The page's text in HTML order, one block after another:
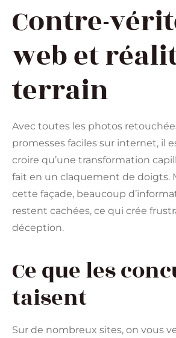
Contre-
web et
terrain
Avec toutes les photos
promesses faciles sur internet, il
croire qu’une transformation
fait en un claquement de doigts.
cette façade, beaucoup
restent cachées, ce qui crée
déception.
Ce que les
taisent
Sur de nombreux sites, on vous